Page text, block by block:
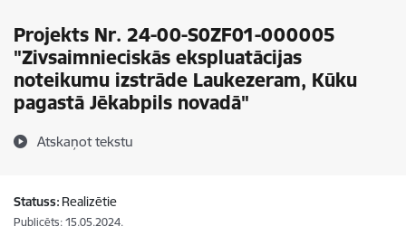
Projekts Nr. 24-00-S0ZF01-000005
"Zivsaimnieciskās ekspluatācijas
noteikumu izstrāde Laukezeram, Kūku
pagastā Jēkabpils novadā"
Atskaņot tekstu
Statuss: Realizētie
Publicēts: 15.05.2024.